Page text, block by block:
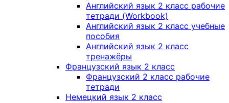
Английский язык 2 класс рабочие
тетради (Workbook)
Английский язык 2 класс учебные
пособия
Английский язык 2 класс
тренажёры
Французский язык 2 класс
Французский 2 класс рабочие
тетради
Немецкий язык 2 класс